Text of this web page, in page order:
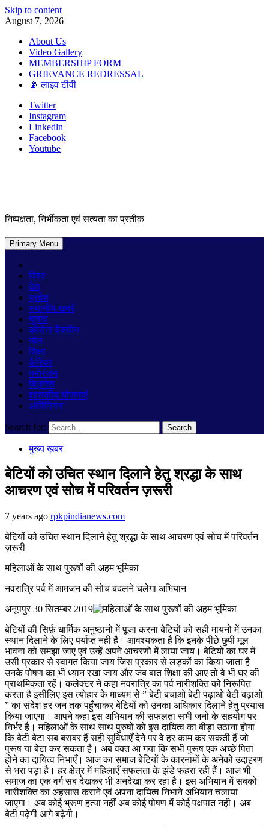
Skip to content
August 7, 2026
About Us
Video Gallery
MEMBERSHIP FORM
GRIEVANCE REDRESSAL
📡 लाइव टीवी
Twitter
Instagram
Linkedln
Facebook
Youtube
निष्पक्षता, निर्भीकता एवं सत्यता का प्रतीक
Primary Menu
विश्व
देश
प्रदेश
स्थानीय खबरें
चुनाव
कोरोना वैक्सीन
खेल
शिक्षा
कैरियर
मनोरंजन
बिज़नेस
शासकीय योजनाएं
ओपिनियन
Search for:
मुख्य ख़बर
बेटियों को उचित स्थान दिलाने हेतु श्रद्धा के साथ
आचरण एवं सोच में परिवर्तन ज़रूरी
7 years ago rpkpindianews.com
बेटियों को उचित स्थान दिलाने हेतु श्रद्धा के साथ आचरण एवं सोच में परिवर्तन
ज़रूरी
महिलाओं के साथ पुरूषों की अहम भूमिका
नवरात्रि पर्व में आमजन की सोच बदलने चलेगा अभियान
अनूपपुर 30 सितम्बर 2019
बेटियों की सिर्फ़ धार्मिक अनुष्ठानो में पूजा करना बेटियों को सही मायनो में उनका
स्थान दिलाने के लिए पर्याप्त नही है। आवश्यकता है कि इनके पीछे छुपी मूल
भावना को समझा जाए एवं उन्हें अपने आचरणो में लाया जाय। बेटियों का घर में
उसी प्रकार से स्वागत किया जाय जिस प्रकार से लड़कों का किया जाता है
उनके पोषण का भी ध्यान रखा जाय और जब बात शिक्षा की आए तो वे भी घर की
प्राथमिकता रहें। कलेक्टर ने कहा नवरात्रि का पर्व नारीशक्ति को निरूपित
करता है इसीलिए इस त्योहार के माध्यम से ” बेटी बचाओ बेटी पढ़ाओ बेटी बढ़ाओ
” का संदेश हर जन तक पहुँचाकर बेटियों को उनका अधिकार दिलाने हेतु प्रयास
किया जाएगा। आपने कहा इस अभियान की सफलता सभी जनो के सहयोग पर
निर्भर है। महिलाओं के साथ साथ पुरुषों को इस दायित्व का बीड़ा उठाना होगा
कि बेटी बेटा सब बराबर हैं सही सुविधाएँ देने पर वे हर काम कर सकती हैं जो
पुरूष या बेटा कर सकता है। अब वक्त आ गया कि सभी पुरूष एक अच्छे पिता
होने का दायित्व निभाएँ। आज का समाज बेटियों के कारनामों के अनेको उदाहरण
से भरा पड़ा है। हर क्षेत्र में महिलाएँ सफलता के झंडे फहरा रही हैं। आज भी
समाज का एक वर्ग सब देखकर भी अनदेखा कर रहा है। इस अभियान में सबको
नारीशक्ति का अहसास कराने एवं अपना दायित्व निभाने अभियान चलाया
जाएगा। अब कोई भ्रूण हत्या नहीं अब कोई पोषण में कोई पक्षपात नही। अब
बेटी पढ़ेगी आगे बढ़ेगी।